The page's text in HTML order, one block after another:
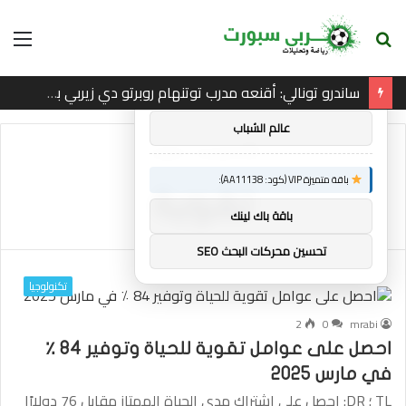
بحث
ساندرو تونالي: أقنعه مدرب توتنهام روبرتو دي زيربي بسرعة بالتوقيع
الرئيسية/تقوية
تقوية
تكنولوجيا
mrabi
0
2
احصل على عوامل تقوية للحياة وتوفير 84 ٪
في مارس 2025
TL ؛ DR: احصل على اشتراك مدى الحياة الممتاز مقابل 76 دولارًا
توصيات :
باقة متميزة VIP (كود: AA86842):
عالم الشباب
باقة متميزة VIP (كود: AA11138):
باقة باك لينك
تحسين محركات البحث SEO